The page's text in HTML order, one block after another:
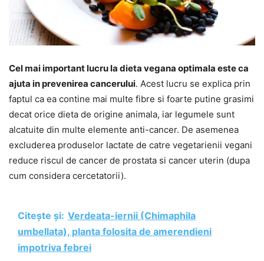
Cel mai important lucru la dieta vegana optimala este ca
ajuta in prevenirea cancerului. Acest lucru se explica prin
faptul ca ea contine mai multe fibre si foarte putine grasimi
decat orice dieta de origine animala, iar legumele sunt
alcatuite din multe elemente anti-cancer. De asemenea
excluderea produselor lactate de catre vegetarienii vegani
reduce riscul de cancer de prostata si cancer uterin (dupa
cum considera cercetatorii).
Citește și: Verdeata-iernii (Chimaphila
umbellata), planta folosita de amerendieni
impotriva febrei